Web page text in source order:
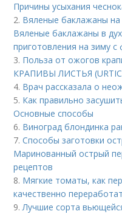
Причины усыхания
2. Вяленые баклажаны на
Вяленые баклажаны в
приготовления на зиму
3. Польза от ожогов
КРАПИВЫ ЛИСТЬЯ
4. Врач рассказала о
5. Как правильно
Основные способы
6. Виноград блондинка
7.Способы заготовки
Маринованный острый
рецептов
8. Мягкие томаты, как
качественно
9.Лучшие сорта